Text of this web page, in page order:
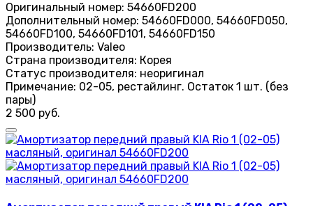
Оригинальный номер: 54660FD200
Дополнительный номер: 54660FD000, 54660FD050,
54660FD100, 54660FD101, 54660FD150
Производитель: Valeo
Страна производителя: Корея
Статус производителя: неоригинал
Примечание: 02-05, рестайлинг. Остаток 1 шт. (без
пары)
2 500 руб.